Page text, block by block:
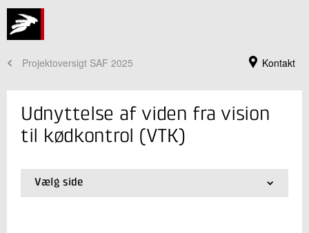
Kontakt
Projektoversigt SAF 2025
Udnyttelse af viden fra vision
til kødkontrol (VTK)
Vælg side
01.Forside